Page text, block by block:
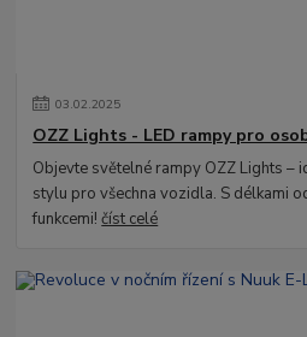
03.02.2025
OZZ Lights - LED rampy pro
Objevte světelné rampy OZZ Lights –
stylu pro všechna vozidla. S délkami
funkcemi!číst celé